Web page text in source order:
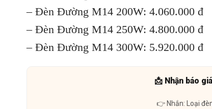
– Đèn Đường M14 200W: 4.060.000 đ
– Đèn Đường M14 250W: 4.800.000 đ
– Đèn Đường M14 300W: 5.920.000 đ
📩 Nhận báo
👉 Nhắn: Loại